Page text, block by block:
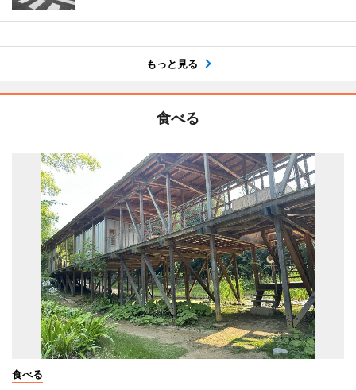
もっと見る
食べる
食べる